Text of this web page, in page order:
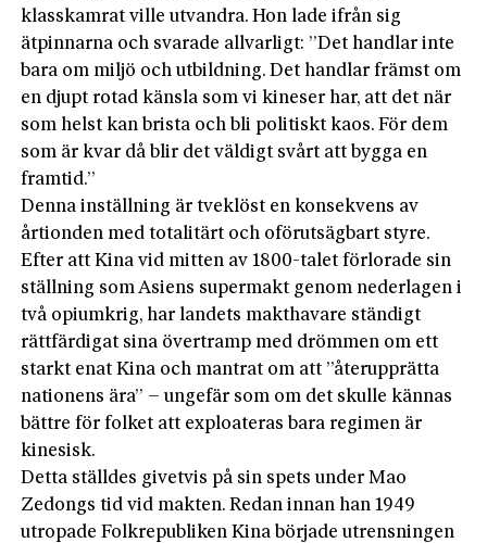
klasskamrat ville utvandra. Hon lade ifrån sig
ätpinnarna och svarade allvarligt: ”Det handlar inte
bara om miljö och utbildning. Det handlar främst om
en djupt rotad känsla som vi kineser har, att det när
som helst kan brista och bli politiskt kaos. För dem
som är kvar då blir det väldigt svårt att bygga en
framtid.”
Denna inställning är tveklöst en konsekvens av
årtionden med totalitärt och oförutsägbart styre.
Efter att Kina vid mitten av 1800-talet förlorade sin
ställning som Asiens supermakt genom nederlagen i
två opiumkrig, har landets makthavare ständigt
rättfärdigat sina övertramp med drömmen om ett
starkt enat Kina och mantrat om att ”återupprätta
nationens ära” – ungefär som om det skulle kännas
bättre för folket att exploateras bara regimen är
kinesisk.
Detta ställdes givetvis på sin spets under Mao
Zedongs tid vid makten. Redan innan han 1949
utropade Folkrepubliken Kina började utrensningen